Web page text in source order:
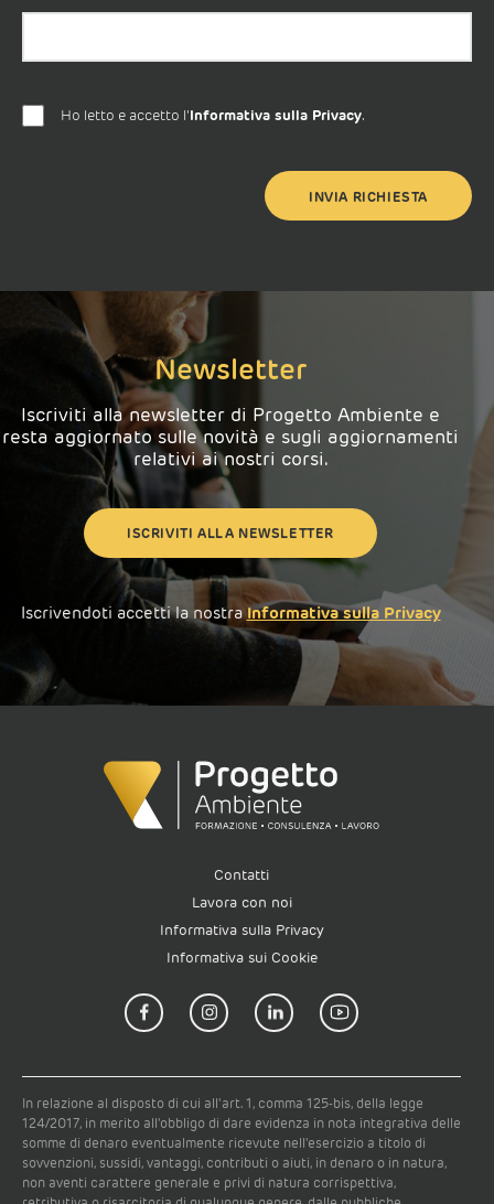
Ho letto e accetto l'Informativa sulla Privacy.
Newsletter
Iscriviti alla newsletter di Progetto Ambiente e
resta aggiornato sulle novità e sugli aggiornamenti
relativi ai nostri corsi.
ISCRIVITI ALLA NEWSLETTER
Iscrivendoti accetti la nostra Informativa sulla Privacy
Contatti
Lavora con noi
Informativa sulla Privacy
Informativa sui Cookie
In relazione al disposto di cui all'art. 1, comma 125-bis, della legge
124/2017, in merito all'obbligo di dare evidenza in nota integrativa delle
somme di denaro eventualmente ricevute nell'esercizio a titolo di
sovvenzioni, sussidi, vantaggi, contributi o aiuti, in denaro o in natura,
non aventi carattere generale e privi di natura corrispettiva,